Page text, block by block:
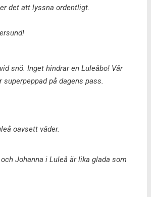
det att lyssna ordentligt.
snö. Inget hindrar en Luleåbo! Vår
superpeppad på dagens pass.
oavsett väder.
Johanna i Luleå är lika glada som